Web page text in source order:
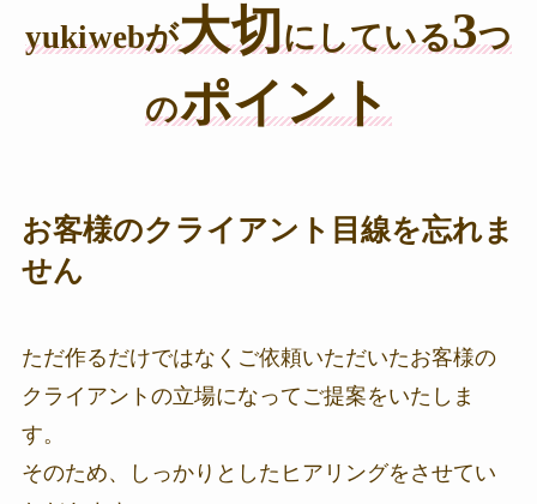
yukiwebが大切にしている3つ
のポイント
お客様のクライアント目線を忘れま
せん
ただ作るだけではなくご依頼いただいたお客様の
クライアントの立場になってご提案をいたしま
す。
そのため、しっかりとしたヒアリングをさせてい